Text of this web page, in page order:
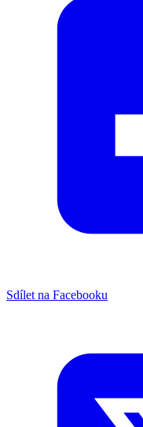
Sdílet na Facebooku